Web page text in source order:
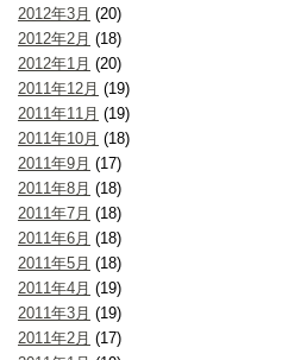
2012年3月 (20)
2012年2月 (18)
2012年1月 (20)
2011年12月 (19)
2011年11月 (19)
2011年10月 (18)
2011年9月 (17)
2011年8月 (18)
2011年7月 (18)
2011年6月 (18)
2011年5月 (18)
2011年4月 (19)
2011年3月 (19)
2011年2月 (17)